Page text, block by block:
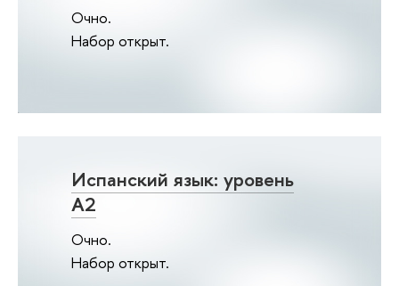
Очно.
Набор открыт.
Испанский язык: уровень
А2
Очно.
Набор открыт.